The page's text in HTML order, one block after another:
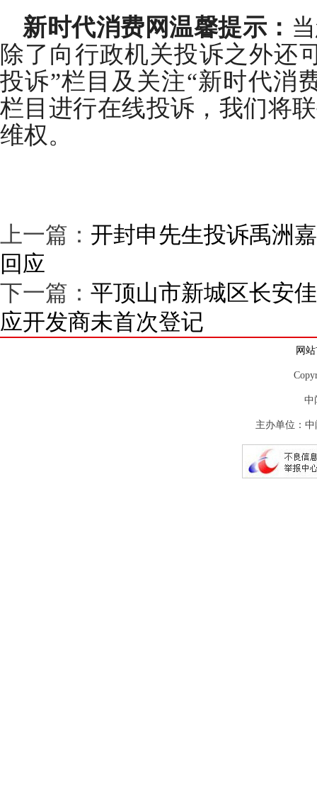
新时代消费网温馨提示：
除了向行政机关投诉之外还
投诉”栏目及关注“新时代消
栏目进行在线投诉，我们将
维权。
上一篇： 开封申先生投诉禹洲
回应
下一篇： 平顶山市新城区长安
应开发商未首次登记
网
中
主办单位：